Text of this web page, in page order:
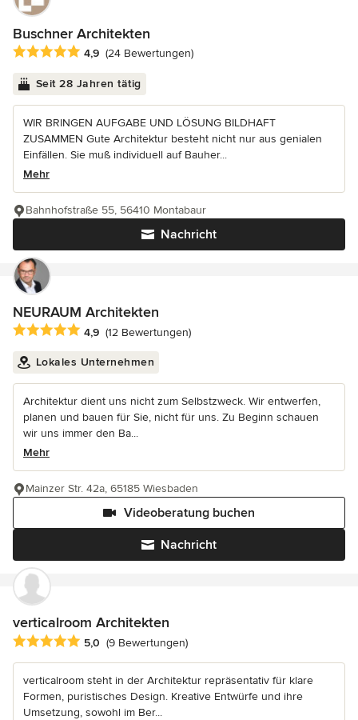
Buschner Architekten
Durchschnittliche Bewertung: 4.9 von 5 Sternen
4,9 (24 Bewertungen)
Seit 28 Jahren tätig
WIR BRINGEN AUFGABE UND LÖSUNG BILDHAFT
ZUSAMMEN Gute Architektur besteht nicht nur aus genialen
Einfällen. Sie muß individuell auf Bauher...
Mehr
Nachricht
Bahnhofstraße 55, 56410 Montabaur
NEURAUM Architekten
Durchschnittliche Bewertung: 4.9 von 5 Sternen
4,9 (12 Bewertungen)
Lokales Unternehmen
Architektur dient uns nicht zum Selbstzweck. Wir entwerfen,
planen und bauen für Sie, nicht für uns. Zu Beginn schauen
wir uns immer den Ba...
Mehr
Nachricht
Videoberatung buchen
Mainzer Str. 42a, 65185 Wiesbaden
verticalroom Architekten
Durchschnittliche Bewertung: 5 von 5 Sternen
5,0 (9 Bewertungen)
verticalroom steht in der Architektur repräsentativ für klare
Formen, puristisches Design. Kreative Entwürfe und ihre
Umsetzung, sowohl im Ber...